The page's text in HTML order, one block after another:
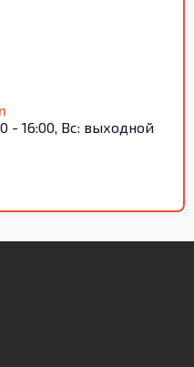
- 16:00, Вс: выходной